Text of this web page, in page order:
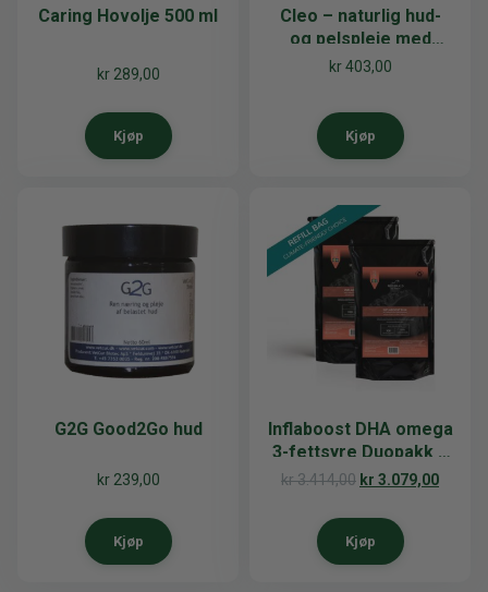
Caring Hovolje 500 ml
kr289,00
Kjøp
Cleo – naturlig hud-
og pelspleie med
grønn leire
kr403,00
Kjøp
G2G Good2Go hud
kr239,00
Kjøp
Inflaboost DHA omega
3-fettsyre Duopakk 2
x 4 kg
kr3.414,00 kr 3.079,00
Kjøp